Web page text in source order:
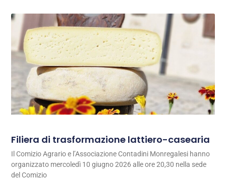
Filiera di trasformazione lattiero-casearia
Il Comizio Agrario e l’Associazione Contadini Monregalesi hanno
organizzato mercoledì 10 giugno 2026 alle ore 20,30 nella sede
del Comizio